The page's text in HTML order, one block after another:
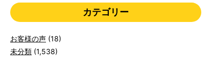
カテゴリー
お客様の声 (18)
未分類 (1,538)